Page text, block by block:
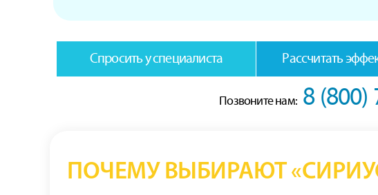
Спросить у специалиста Рассчитать
Позвоните нам: 8 (800)
ПОЧЕМУ ВЫБИРАЮТ